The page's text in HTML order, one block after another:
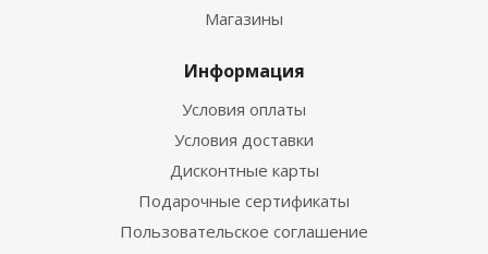
Магазины
Информация
Условия оплаты
Условия доставки
Дисконтные карты
Подарочные сертификаты
Пользовательское соглашение